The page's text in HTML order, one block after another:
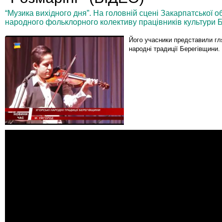
“Музика вихідного дня”. На головній сцені Закарпатської
народного фольклорного колективу працівників культури
Його учасники представили
народні традиції Берегівщини.